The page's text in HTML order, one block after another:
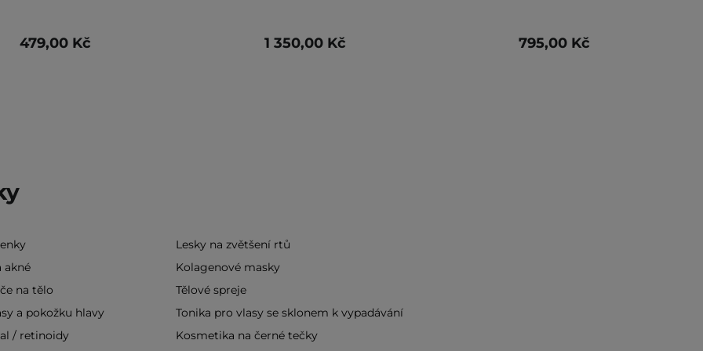
479,00 Kč 1 350,00 Kč 795,00 Kč
Lesky na zvětšení rtů
akné
Kolagenové masky
na tělo
Tělové spreje
a pokožku hlavy
Tonika pro vlasy se sklonem k vypadávání
/ retinoidy
Kosmetika na černé tečky